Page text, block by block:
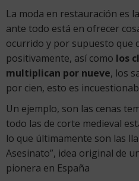
La moda en restauración es
ante todo está en ofrecer
ocurrido y por supuesto que
positivamente, así como los
multiplican por nueve, los
por cien, esto es
Un ejemplo, son las cenas
todo las de corte medieval
lo que últimamente son las
Asesinato”, idea original de
pionera en España